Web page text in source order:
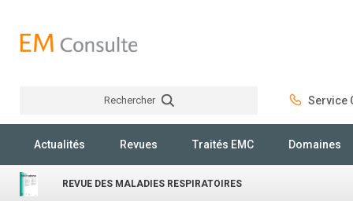
Rechercher Service
Actualités Revues Traités EMC Domaines
REVUE DES MALADIES RESPIRATOIRES